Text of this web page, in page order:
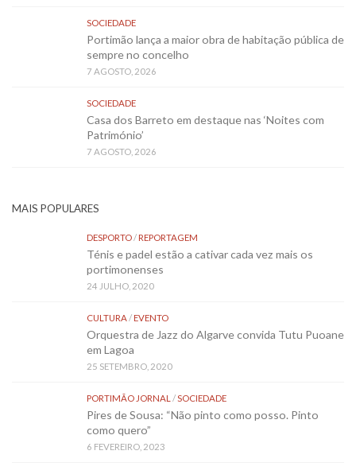
SOCIEDADE
Portimão lança a maior obra de habitação pública de
sempre no concelho
7 AGOSTO, 2026
SOCIEDADE
Casa dos Barreto em destaque nas ‘Noites com
Património’
7 AGOSTO, 2026
MAIS POPULARES
DESPORTO /REPORTAGEM
Ténis e padel estão a cativar cada vez mais os
portimonenses
24 JULHO, 2020
CULTURA /EVENTO
Orquestra de Jazz do Algarve convida Tutu Puoane
em Lagoa
25 SETEMBRO, 2020
PORTIMÃO JORNAL / SOCIEDADE
Pires de Sousa: “Não pinto como posso. Pinto
como quero”
6 FEVEREIRO, 2023